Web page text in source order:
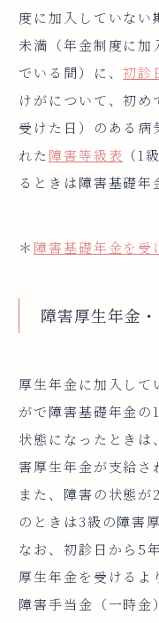
度に加入していな
未満（年金制度に加
でいる間）に、初診
けがについて、初め
受けた日）のある病
れた 障害等級表 （1
るときは障害基礎年
＊ 障害基礎年金を受
障害厚生年金
厚生年金に加入して
がで障害基礎年金の
状態になったとき
害厚生年金が支給さ
また、障害の状態
のときは3級の障害
なお、初診日から5
厚生年金を受けるよ
障害手当金（一時金